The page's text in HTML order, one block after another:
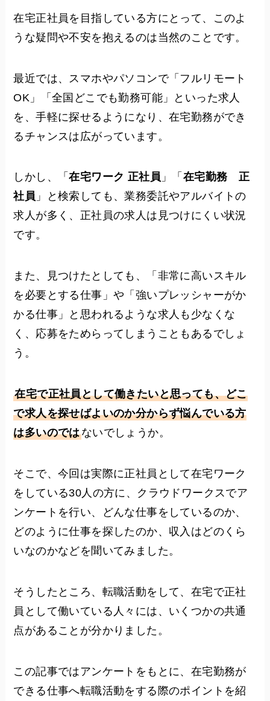
在宅正社員を目指している方にとって、このよ
うな疑問や不安を抱えるのは当然のことです。
最近では、スマホやパソコンで「フルリモート
OK」「全国どこでも勤務可能」といった求人
を、手軽に探せるようになり、在宅勤務ができ
るチャンスは広がっています。
しかし、「在宅ワーク 正社員 」「 在宅勤務 正
社員 」と検索しても、業務委託やアルバイトの
求人が多く、正社員の求人は見つけにくい状況
です。
また、見つけたとしても、「非常に高いスキル
を必要とする仕事」や「強いプレッシャーがか
かる仕事」と思われるような求人も少なくな
く、応募をためらってしまうこともあるでしょ
う。
在宅で正社員として働きたいと思っても、どこ
で求人を探せばよいのか分からず悩んでいる方
は多いのではないでしょうか。
そこで、今回は実際に正社員として在宅ワーク
をしている30人の方に、クラウドワークスでア
ンケートを行い、どんな仕事をしているのか、
どのように仕事を探したのか、収入はどのくら
いなのかなどを聞いてみました。
そうしたところ、転職活動をして、在宅で正社
員として働いている人々には、いくつかの共通
点があることが分かりました。
この記事ではアンケートをもとに、在宅勤務が
できる仕事へ転職活動をする際のポイントを紹